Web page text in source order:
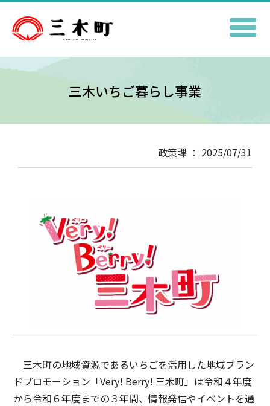
三木いちご暮らし事業
政策課 ： 2025/07/31
三木町の地域資源であるいちごを活用した地域ブラン
ドプロモーション「Very! Berry! 三木町」は令和４年度
から令和６年度までの３年間、情報発信やイベントを通